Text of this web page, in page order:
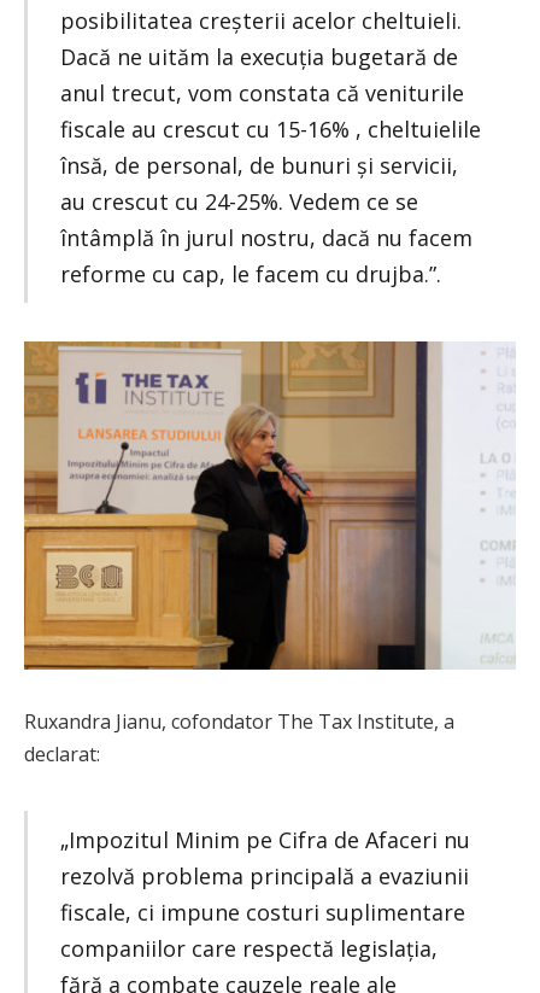
posibilitatea creșterii acelor cheltuieli.
Dacă ne uităm la execuția bugetară de
anul trecut, vom constata că veniturile
fiscale au crescut cu 15-16% , cheltuielile
însă, de personal, de bunuri și servicii,
au crescut cu 24-25%. Vedem ce se
întâmplă în jurul nostru, dacă nu facem
reforme cu cap, le facem cu drujba.”.
Ruxandra Jianu, cofondator The Tax Institute, a
declarat:
„Impozitul Minim pe Cifra de Afaceri nu
rezolvă problema principală a evaziunii
fiscale, ci impune costuri suplimentare
companiilor care respectă legislația,
fără a combate cauzele reale ale